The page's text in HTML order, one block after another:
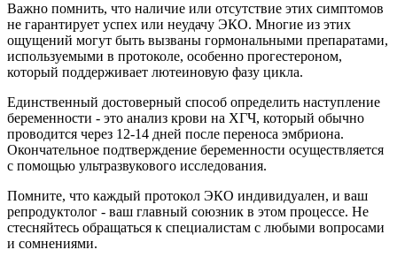
Важно помнить, что наличие или отсутствие этих симптомов
не гарантирует успех или неудачу ЭКО. Многие из этих
ощущений могут быть вызваны гормональными препаратами,
используемыми в протоколе, особенно прогестероном,
который поддерживает лютеиновую фазу цикла.
Единственный достоверный способ определить наступление
беременности - это анализ крови на ХГЧ, который обычно
проводится через 12-14 дней после переноса эмбриона.
Окончательное подтверждение беременности осуществляется
с помощью ультразвукового исследования.
Помните, что каждый протокол ЭКО индивидуален, и ваш
репродуктолог - ваш главный союзник в этом процессе. Не
стесняйтесь обращаться к специалистам с любыми вопросами
и сомнениями.